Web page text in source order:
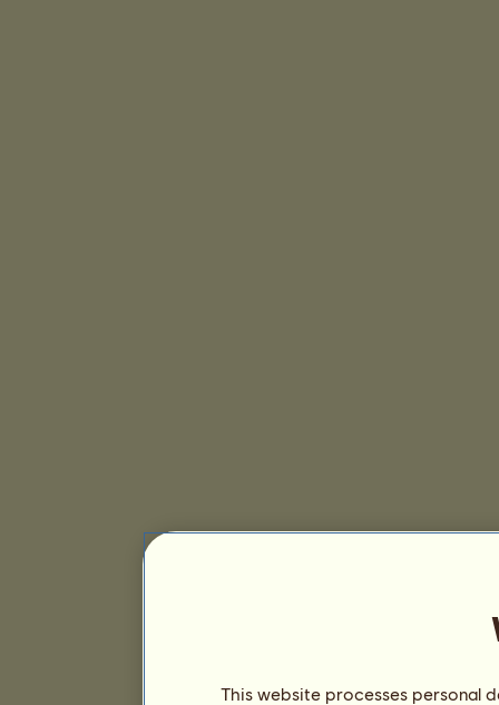
This website processes personal